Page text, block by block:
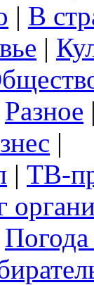
| В
|
Разное
|
| ТВ-